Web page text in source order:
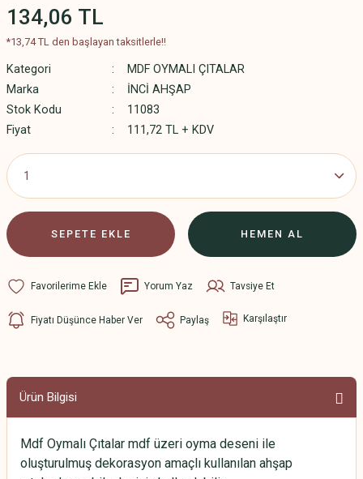
134,06 TL
*13,74 TL den başlayan taksitlerle!!
Kategori
MDF OYMALI ÇITALAR
Marka
İNCİ AHŞAP
Stok Kodu
11083
Fiyat
111,72 TL + KDV
SEPETE EKLE HEMEN AL
Yorum Yaz Tavsiye Et
Fiyatı Düşünce Haber Ver Paylaş Karşılaştır
Ürün Bilgisi
Mdf Oymalı Çıtalar mdf üzeri oyma deseni ile
oluşturulmuş dekorasyon amaçlı kullanılan ahşap